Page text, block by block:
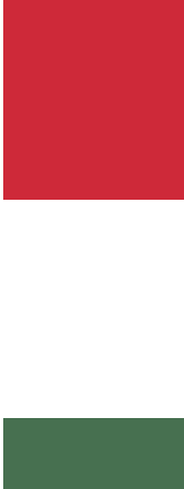
Az apartman
modern és
rendelkezik,
meg, amely